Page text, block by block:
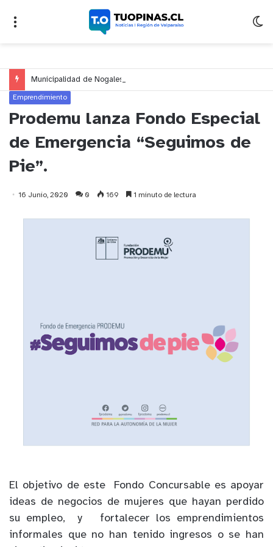
Emprendimiento
Prodemu lanza Fondo Especial
de Emergencia “Seguimos de
Pie”.
16 Junio, 2020 0 169 1 minuto de lectura
El objetivo de este Fondo Concursable es apoyar
ideas de negocios de mujeres que hayan perdido
su empleo, y fortalecer los emprendimientos
informales que no han tenido ingresos o se han